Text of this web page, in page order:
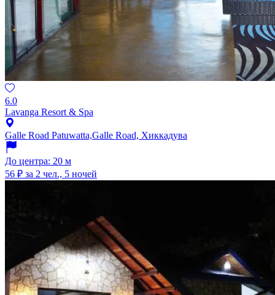
6.0
Lavanga Resort & Spa
Galle Road Patuwatta,Galle Road, Хиккадува
До центра: 20 м
56 ₽ за 2 чел., 5 ночей